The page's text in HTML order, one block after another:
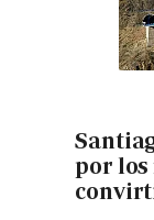
por los